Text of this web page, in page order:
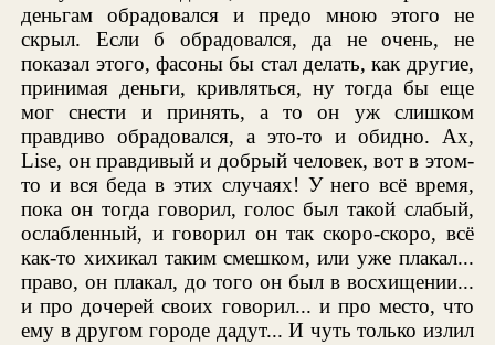
деньгам обрадовался и предо мною этого не
скрыл. Если б обрадовался, да не очень, не
показал этого, фасоны бы стал делать, как другие,
принимая деньги, кривляться, ну тогда бы еще
мог снести и принять, а то он уж слишком
правдиво обрадовался, а это-то и обидно. Ах,
Lise, он правдивый и добрый человек, вот в этом-
то и вся беда в этих случаях! У него всё время,
пока он тогда говорил, голос был такой слабый,
ослабленный, и говорил он так скоро-скоро, всё
как-то хихикал таким смешком, или уже плакал...
право, он плакал, до того он был в восхищении...
и про дочерей своих говорил... и про место, что
ему в другом городе дадут... И чуть только излил